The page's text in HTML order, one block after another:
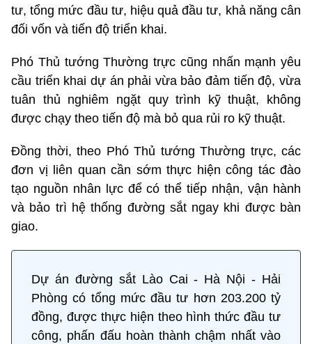
tư, tổng mức đầu tư, hiệu quả đầu tư, khả năng cân
đối vốn và tiến độ triển khai.
Phó Thủ tướng Thường trực cũng nhấn mạnh yêu
cầu triển khai dự án phải vừa bảo đảm tiến độ, vừa
tuân thủ nghiêm ngặt quy trình kỹ thuật, không
được chạy theo tiến độ mà bỏ qua rủi ro kỹ thuật.
Đồng thời, theo Phó Thủ tướng Thường trực, các
đơn vị liên quan cần sớm thực hiện công tác đào
tạo nguồn nhân lực để có thể tiếp nhận, vận hành
và bảo trì hệ thống đường sắt ngay khi được bàn
giao.
Dự án đường sắt Lào Cai - Hà Nội - Hải
Phòng có tổng mức đầu tư hơn 203.200 tỷ
đồng, được thực hiện theo hình thức đầu tư
công, phấn đấu hoàn thành chậm nhất vào